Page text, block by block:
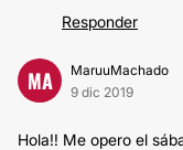
Responder
MA
MaruuMachado
9 dic 2019
Hola!! Me opero el